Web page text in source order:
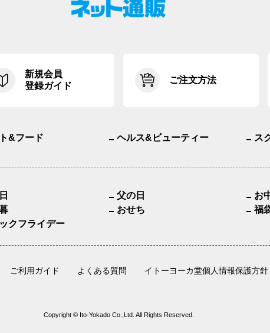
新規会員
登録ガイド
ご注文方法
&フード ヘルス&ビューティー ス
父の日
お
おせち
福
クフライデー
ご利用ガイド よくある質問 イトーヨーカ堂個人情報保護方針
Copyright © Ito-Yokado Co.,Ltd. All Rights Reserved.